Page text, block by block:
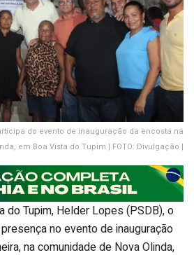
do evento de inauguração da encosta na
em Boa Vista do Tupim | FOTO: Divulgação |
do Tupim, Helder Lopes (PSDB), o
no evento de inauguração
na comunidade de Nova Olinda,